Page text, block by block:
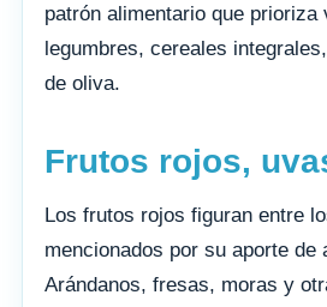
patrón alimentario que prioriza
legumbres, cereales
de oliva.
Frutos rojos,
Los frutos rojos figuran entre
mencionados por su aporte de
Arándanos, fresas, moras y